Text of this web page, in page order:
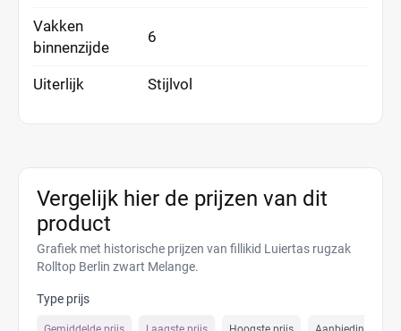
Vakken
binnenzijde
6
Uiterlijk Stijlvol
Vergelijk hier de prijzen van dit
product
Grafiek met historische prijzen van fillikid Luiertas rugzak
Rolltop Berlin zwart Melange.
Type prijs